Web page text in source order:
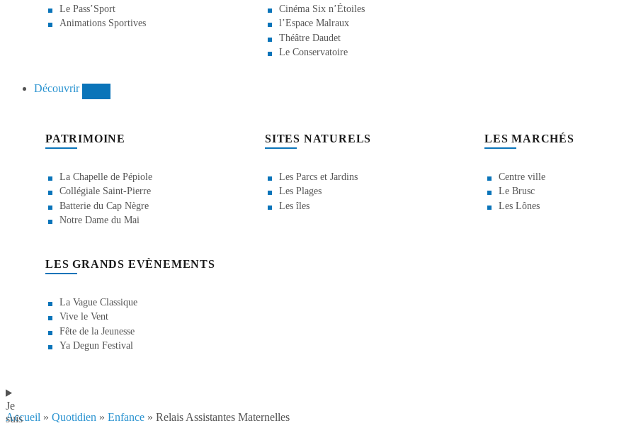
Le Pass’Sport
Animations Sportives
Cinéma Six n’Étoiles
l’Espace Malraux
Théâtre Daudet
Le Conservatoire
Découvrir
PATRIMOINE
La Chapelle de Pépiole
Collégiale Saint-Pierre
Batterie du Cap Nègre
Notre Dame du Mai
SITES NATURELS
Les Parcs et Jardins
Les Plages
Les îles
LES MARCHÉS
Centre ville
Le Brusc
Les Lônes
LES GRANDS EVÈNEMENTS
La Vague Classique
Vive le Vent
Fête de la Jeunesse
Ya Degun Festival
Je
suis
Accueil » Quotidien » Enfance » Relais Assistantes Maternelles